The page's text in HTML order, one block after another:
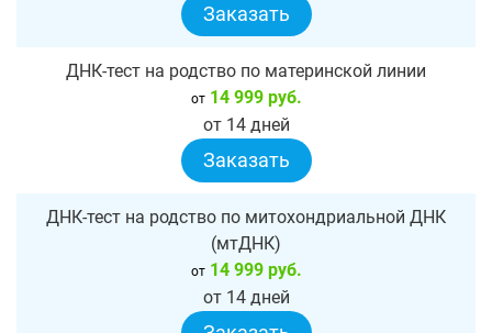
Заказать
ДНК-тест на родство по материнской линии
от14 999 руб.
от 14 дней
Заказать
ДНК-тест на родство по митохондриальной ДНК
(мтДНК)
от14 999 руб.
от 14 дней